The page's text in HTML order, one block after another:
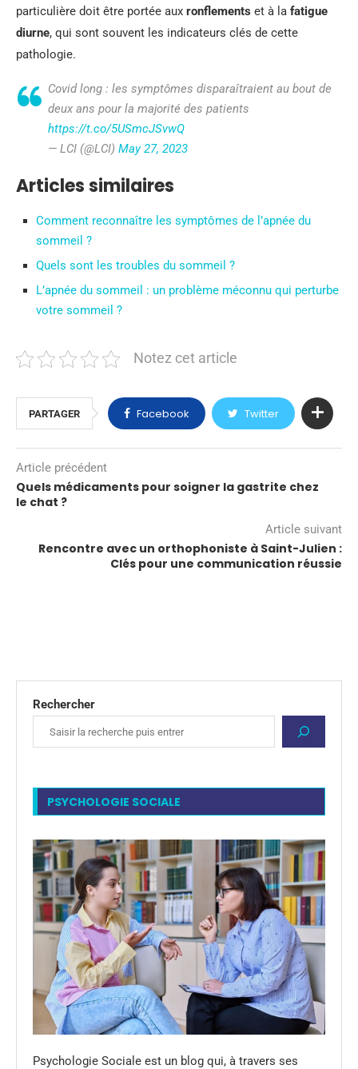
particulière doit être portée aux ronflements et à la fatigue
diurne, qui sont souvent les indicateurs clés de cette
pathologie.
Covid long : les symptômes disparaîtraient au bout de
deux ans pour la majorité des patients
https://t.co/5USmcJSvwQ
— LCI (@LCI) May 27, 2023
Articles similaires
Comment reconnaître les symptômes de l’apnée du
sommeil ?
Quels sont les troubles du sommeil ?
L’apnée du sommeil : un problème méconnu qui perturbe
votre sommeil ?
Notez cet article
PARTAGER Facebook Twitter
Article précédent
Quels médicaments pour soigner la gastrite chez
le chat ?
Article suivant
Rencontre avec un orthophoniste à Saint-Julien :
Clés pour une communication réussie
Rechercher
PSYCHOLOGIE SOCIALE
Psychologie Sociale est un blog qui, à travers ses